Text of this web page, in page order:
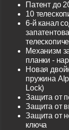
Патент до
10
6-й канал
Механизм
планки -
Новая
пружина
Lock)
Защита от
Защита от
Защита от
ключа